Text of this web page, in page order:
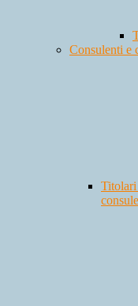
Consulenti e